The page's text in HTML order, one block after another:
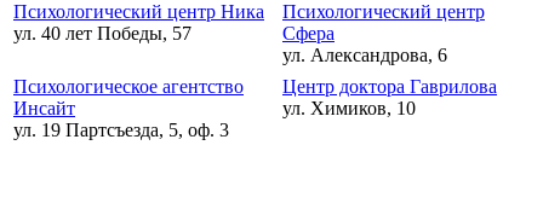
Психологический центр Ника
ул. 40 лет Победы, 57
Психологический центр
Сфера
ул. Александрова, 6
Психологическое агентство
Инсайт
ул. 19 Партсъезда, 5, оф. 3
Центр доктора Гаврилова
ул. Химиков, 10